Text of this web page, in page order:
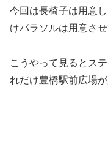
今回は長椅子は用意
けパラソルは用意さ
こうやって見るとス
れだけ豊橋駅前広場